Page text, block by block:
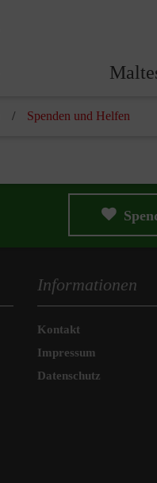
Spenden und Helfen
Informationen
Kontakt
Impressum
Datenschutz